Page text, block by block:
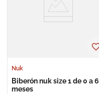
Nuk
Biberón nuk size 1 de 0 a 6
meses